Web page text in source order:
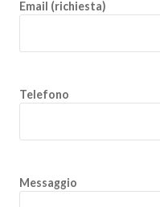
Email (richiesta)
Telefono
Messaggio